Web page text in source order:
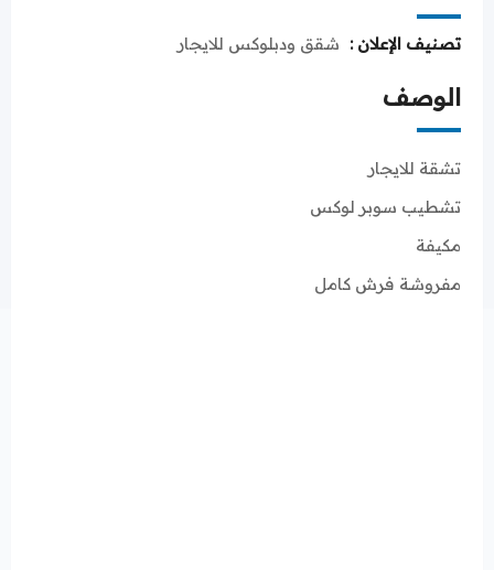
تصنيف الإعلان : شقق ودبلوكس للايجار
الوصف
تشقة للايجار
تشطيب سوبر لوكس
مكيفة
مفروشة فرش كامل